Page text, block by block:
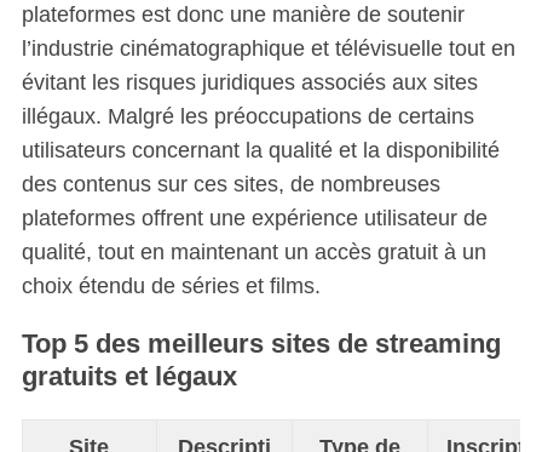
plateformes est donc une manière de soutenir
l’industrie cinématographique et télévisuelle tout en
évitant les risques juridiques associés aux sites
illégaux. Malgré les préoccupations de certains
utilisateurs concernant la qualité et la disponibilité
des contenus sur ces sites, de nombreuses
plateformes offrent une expérience utilisateur de
qualité, tout en maintenant un accès gratuit à un
choix étendu de séries et films.
Top 5 des meilleurs sites de streaming
gratuits et légaux